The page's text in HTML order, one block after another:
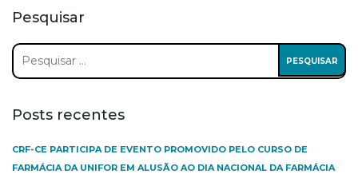
Pesquisar
Pesquisar
por:
Posts recentes
CRF-CE PARTICIPA DE EVENTO PROMOVIDO PELO CURSO DE
FARMÁCIA DA UNIFOR EM ALUSÃO AO DIA NACIONAL DA FARMÁCIA